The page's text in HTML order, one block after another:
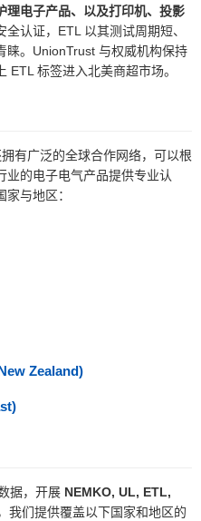
理电子产品、以及打印机、投影
认证，ETL 以其测试周期短、
睐。UnionTrust 与权威机构保持
ETL 标签进入北美商超市场。
有广泛的全球合作网络，可以根
业的电子电气产品提供专业认
与地区：
Zealand)
据，开展 NEMKO, UL, ETL,
我们提供覆盖以下国家和地区的